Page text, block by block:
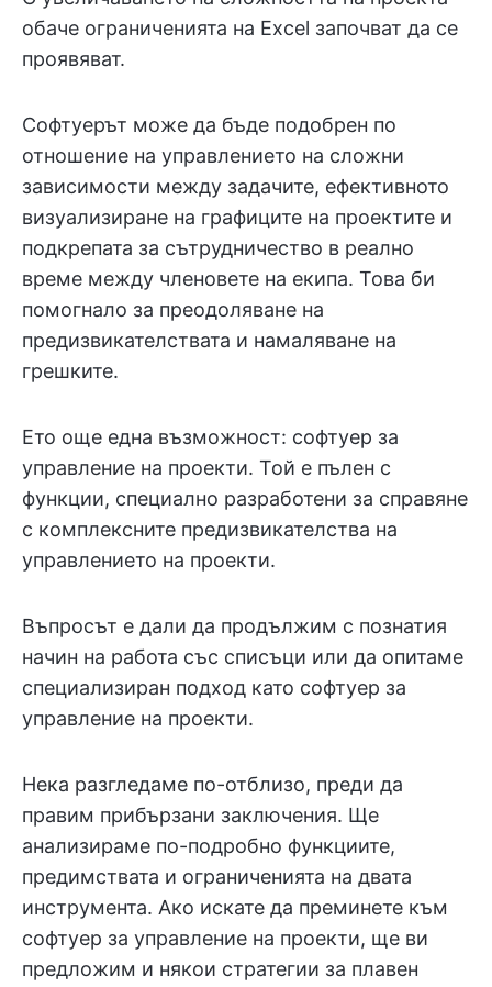
обаче ограниченията на Excel започват да се
проявяват.
Софтуерът може да бъде подобрен по
отношение на управлението на сложни
зависимости между задачите, ефективното
визуализиране на графиците на проектите и
подкрепата за сътрудничество в реално
време между членовете на екипа. Това би
помогнало за преодоляване на
предизвикателствата и намаляване на
грешките.
Ето още една възможност: софтуер за
управление на проекти. Той е пълен с
функции, специално разработени за справяне
с комплексните предизвикателства на
управлението на проекти.
Въпросът е дали да продължим с познатия
начин на работа със списъци или да опитаме
специализиран подход като софтуер за
управление на проекти.
Нека разгледаме по-отблизо, преди да
правим прибързани заключения. Ще
анализираме по-подробно функциите,
предимствата и ограниченията на двата
инструмента. Ако искате да преминете към
софтуер за управление на проекти, ще ви
предложим и някои стратегии за плавен